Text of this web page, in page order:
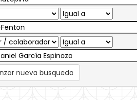
nueva busqueda